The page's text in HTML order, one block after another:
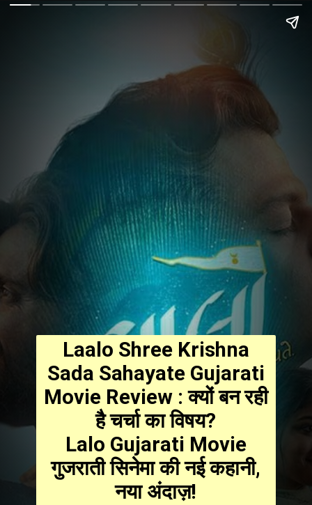
Laalo Shree Krishna
Sada Sahayate Gujarati
Movie Review : क्यों बन रही
है चर्चा का विषय?
Lalo Gujarati Movie
गुजराती सिनेमा की नई कहानी,
नया अंदाज़!